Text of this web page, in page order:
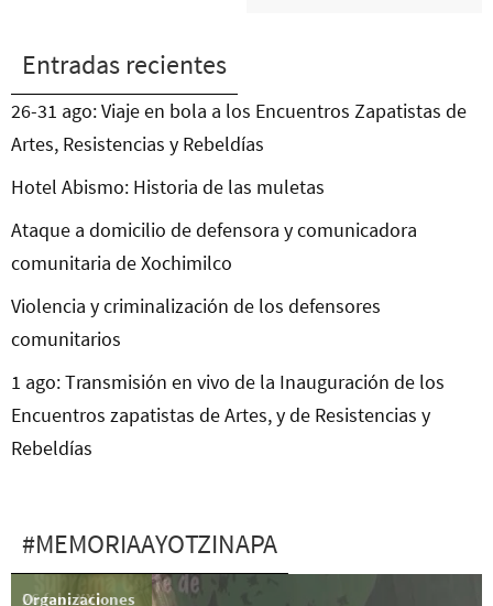
Entradas recientes
26-31 ago: Viaje en bola a los Encuentros Zapatistas de
Artes, Resistencias y Rebeldías
Hotel Abismo: Historia de las muletas
Ataque a domicilio de defensora y comunicadora
comunitaria de Xochimilco
Violencia y criminalización de los defensores
comunitarios
1 ago: Transmisión en vivo de la Inauguración de los
Encuentros zapatistas de Artes, y de Resistencias y
Rebeldías
#MEMORIAAYOTZINAPA
Organizaciones
26 feb: XXI